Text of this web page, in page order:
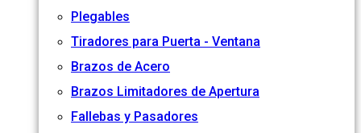
Plegables
Tiradores para Puerta - Ventana
Brazos de Acero
Brazos Limitadores de Apertura
Fallebas y Pasadores